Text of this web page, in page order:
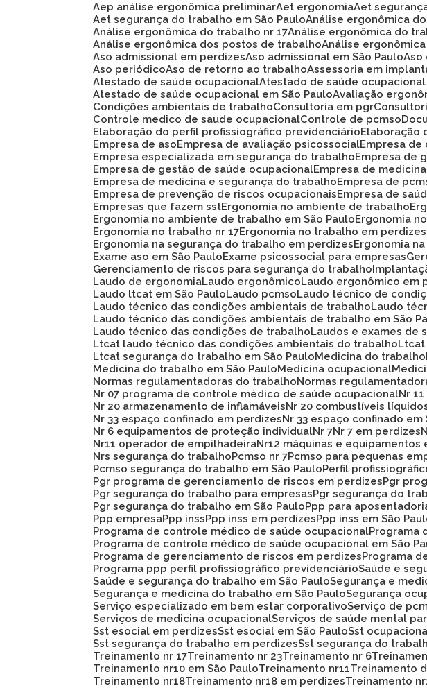
Aep análise ergonômica preliminar Aet ergonomia Aet
Aet segurança do trabalho em São Paulo Análise ergonômica
Análise ergonômica do trabalho nr 17 Análise ergonômica do
Análise ergonômica dos postos de trabalho Análise
Aso admissional em perdizes Aso admissional em São Paulo
Aso periódico Aso de retorno ao trabalho Assessoria em
Atestado de saúde ocupacional Atestado de saúde
Atestado de saúde ocupacional em São Paulo Avaliação
Condições ambientais de trabalho
Consultoria em pgr
Controle medico de saude ocupacional
Controle de pcmso
Elaboração do perfil profissiográfico previdenciário
Empresa de aso
Empresa de avaliação psicossocial Empresa
Empresa especializada em segurança do trabalho
Empresa
Empresa de gestão de saúde ocupacional Empresa de
Empresa de medicina e segurança do trabalho
Empresa de
Empresa de prevenção de riscos ocupacionais
Empresa de
Empresas que fazem sst Ergonomia no ambiente de trabalho
Ergonomia no ambiente de trabalho em São Paulo
Ergonomia
Ergonomia no trabalho nr 17 Ergonomia no trabalho em perdizes
Ergonomia na segurança do trabalho em perdizes
Ergonomia
Exame aso em São Paulo Exame psicossocial para empresas
Gerenciamento de riscos para segurança do trabalho
Laudo de ergonomia Laudo ergonômico Laudo ergonômico em
Laudo ltcat em São Paulo
Laudo pcmso
Laudo técnico de
Laudo técnico das condições ambientais de trabalho
Laudo
Laudo técnico das condições ambientais de trabalho em São
Laudo técnico das condições de trabalho
Laudos e exames
Ltcat laudo técnico das condições ambientais do trabalho
Ltcat segurança do trabalho em São Paulo
Medicina do trabalho
Medicina do trabalho em São Paulo
Medicina ocupacional
Normas regulamentadoras do trabalho
Normas
Nr 07 programa de controle médico de saúde ocupacional
Nr
Nr 20 armazenamento de inflamáveis
Nr 20 combustíveis
Nr 33 espaço confinado em perdizes
Nr 33 espaço confinado em
Nr 6 equipamentos de proteção individual
Nr 7 Nr 7 em perdizes
Nr11 operador de empilhadeira
Nr12 máquinas e
Nrs segurança do trabalho
Pcmso nr 7 Pcmso para pequenas
Pcmso segurança do trabalho em São Paulo
Perfil
Pgr programa de gerenciamento de riscos em perdizes
Pgr
Pgr segurança do trabalho para empresas
Pgr segurança do
Pgr segurança do trabalho em São Paulo
Ppp para
Ppp empresa Ppp inss Ppp inss em perdizes Ppp inss em São
Programa de controle médico de saúde ocupacional
Programa de controle médico de saúde ocupacional em São
Programa de gerenciamento de riscos em perdizes
Programa
Programa ppp perfil profissiográfico previdenciário Saúde e
Saúde e segurança do trabalho em São Paulo Segurança e
Segurança e medicina do trabalho em São Paulo Segurança
Serviço especializado em bem estar corporativo Serviço de
Serviços de medicina ocupacional Serviços de saúde mental
Sst esocial em perdizes Sst esocial em São Paulo Sst
Sst segurança do trabalho em perdizes Sst segurança do
Treinamento nr 17
Treinamento nr 23 Treinamento nr 6
Treinamento nr10 em São Paulo
Treinamento nr11 Treinamento
Treinamento nr18
Treinamento nr18 em perdizes Treinamento